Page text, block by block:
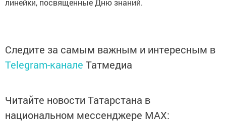
линейки, посвященные Дню знаний.
Следите за самым важным и интересным в
Telegram-канале Татмедиа
Читайте новости Татарстана в
национальном мессенджере MАХ: